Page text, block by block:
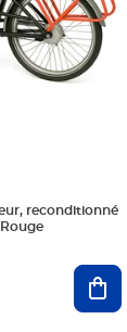
reconditionné